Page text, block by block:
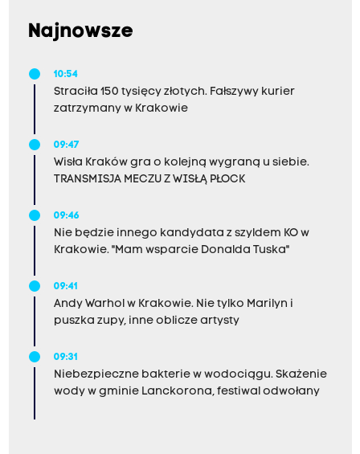
Najnowsze
10:54
Straciła 150 tysięcy złotych. Fałszywy kurier
zatrzymany w Krakowie
09:47
Wisła Kraków gra o kolejną wygraną u siebie.
TRANSMISJA MECZU Z WISŁĄ PŁOCK
09:46
Nie będzie innego kandydata z szyldem KO w
Krakowie. "Mam wsparcie Donalda Tuska"
09:41
Andy Warhol w Krakowie. Nie tylko Marilyn i
puszka zupy, inne oblicze artysty
09:31
Niebezpieczne bakterie w wodociągu. Skażenie
wody w gminie Lanckorona, festiwal odwołany